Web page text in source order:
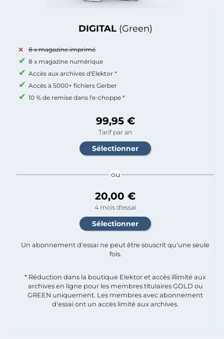
DIGITAL (Green)
8 x magazine imprimé
8 x magazine numérique
Accès aux archives d'Elektor *
Accès à 5000+ fichiers Gerber
10 % de remise dans l'e-choppe *
99,95 €
Tarif par an
ou
20,00 €
4 mois d'essai
Un abonnement d'essai ne peut être souscrit qu'une seule
fois.​
* Réduction dans la boutique Elektor et accès illimité aux
archives en ligne pour les membres titulaires GOLD ou
GREEN uniquement. Les membres avec abonnement
d'essai ont un accès limité aux archives.